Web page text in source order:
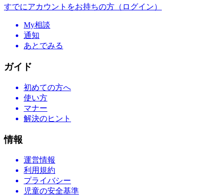
すでにアカウントをお持ちの方（ログイン）
My相談
通知
あとでみる
ガイド
初めての方へ
使い方
マナー
解決のヒント
情報
運営情報
利用規約
プライバシー
児童の安全基準